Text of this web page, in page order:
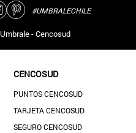
#UMBRALECHILE
Umbrale - Cencosud
CENCOSUD
PUNTOS CENCOSUD
TARJETA CENCOSUD
SEGURO CENCOSUD